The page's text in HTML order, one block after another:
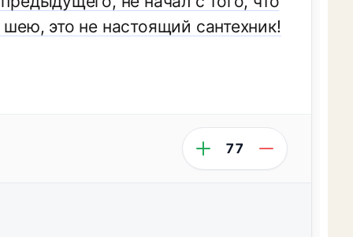
это не настоящий сантехник!
77